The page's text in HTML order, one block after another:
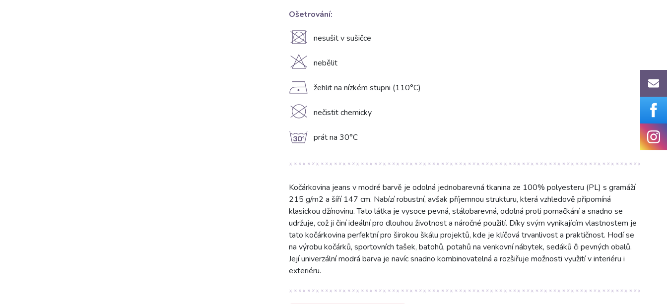
Ošetrování:
U nesušit v sušičce
H nebělit
D žehlit na nízkém stupni (110°C)
K nečistit chemicky
g prát na 30°C
Kočárkovina jeans v modré barvě je odolná jednobarevná tkanina ze 100% polyesteru (PL) s gramáží
215 g/m2 a šíří 147 cm. Nabízí robustní, avšak příjemnou strukturu, která vzhledově připomíná
klasickou džínovinu. Tato látka je vysoce pevná, stálobarevná, odolná proti pomačkání a snadno se
udržuje, což ji činí ideální pro dlouhou životnost a náročné použití. Díky svým vynikajícím vlastnostem je
tato kočárkovina perfektní pro širokou škálu projektů, kde je klíčová trvanlivost a praktičnost. Hodí se
na výrobu kočárků, sportovních tašek, batohů, potahů na venkovní nábytek, sedáků či pevných obalů.
Její univerzální modrá barva je navíc snadno kombinovatelná a rozšiřuje možnosti využití v interiéru i
exteriéru.